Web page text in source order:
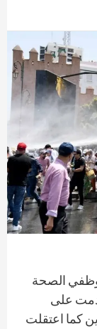
الصحة
على
كما اعتقلت